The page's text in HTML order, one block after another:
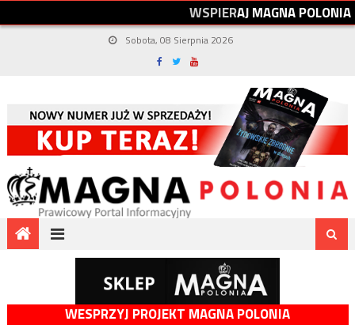
WSPIERAJMAGNAPOLONIA
Sobota, 08 Sierpnia 2026
WESPRZYJ PROJEKT MAGNA POLONIA